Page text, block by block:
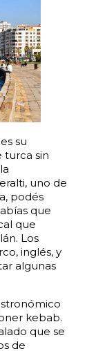
su
turca sin
uno de
podés
que
que
Los
inglés, y
algunas
kebab.
que se
de